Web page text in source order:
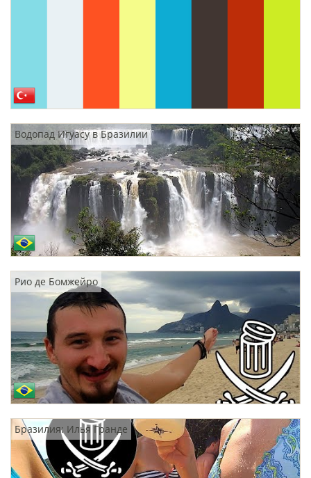
Водопад Игуасу в Бразилии
Рио де Бомжейро
Бразилия: Илья Гранде